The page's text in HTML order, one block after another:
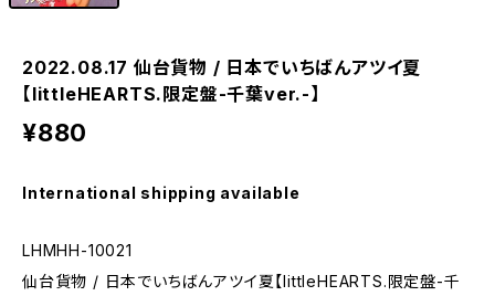
2022.08.17 仙台貨物 / 日本でいちばんアツイ夏
【littleHEARTS.限定盤-千葉ver.-】
¥880
International shipping available
LHMHH-10021
仙台貨物 / 日本でいちばんアツイ夏【littleHEARTS.限定盤-千